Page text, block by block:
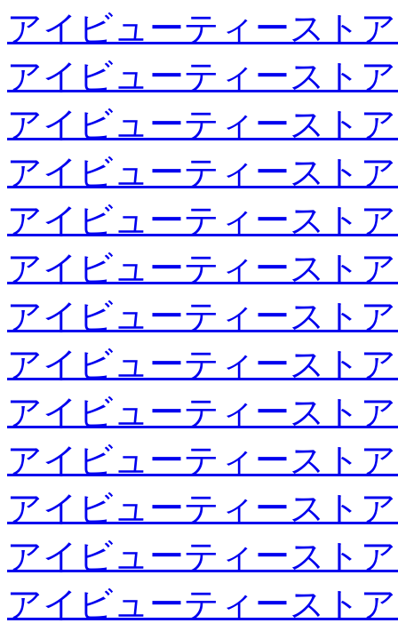
アイビューティースト
アイビューティースト
アイビューティースト
アイビューティースト
アイビューティースト
アイビューティースト
アイビューティースト
アイビューティースト
アイビューティースト
アイビューティースト
アイビューティースト
アイビューティースト
アイビューティースト